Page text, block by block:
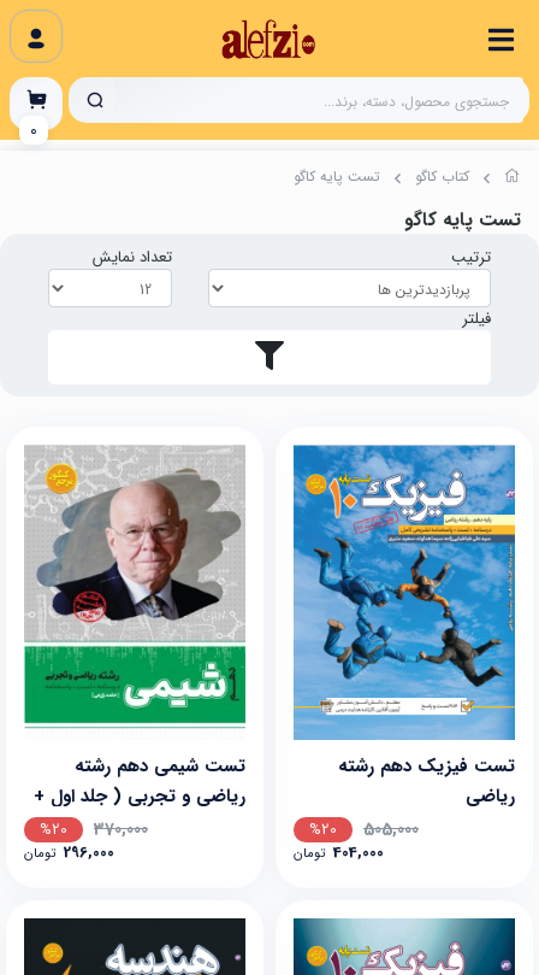
کتاب کاگو تست پایه کاگو
تست پایه کاگو
ترتیب تعداد نمایش
فیلتر
تست فیزیک دهم رشته
ریاضی
505,000
%20
404,000 تومان
تست شیمی دهم رشته
ریاضی و تجربی ( جلد اول +
370,000
%20
296,000 تومان
0